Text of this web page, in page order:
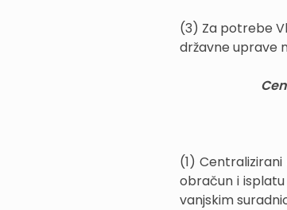
(3) Za potrebe
državne uprave
(1)
obračun i
vanjskim